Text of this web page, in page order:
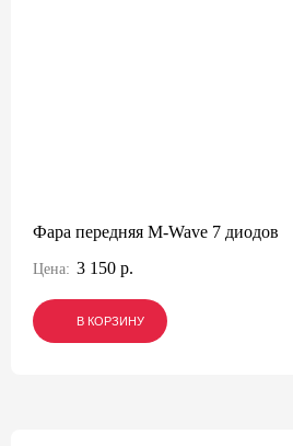
Фара передняя M-Wave 7 диодов
Цена: 3 150 р.
В КОРЗИНУ
В КОРЗИНУ
В КОРЗИНУ